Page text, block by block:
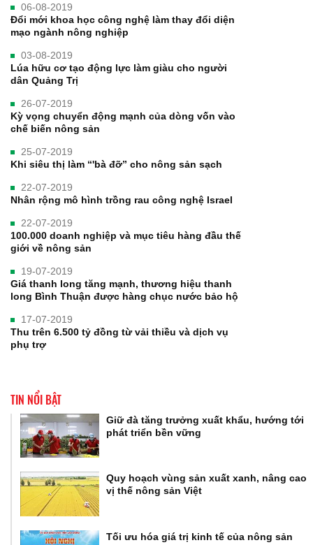
06-08-2019
Đổi mới khoa học công nghệ làm thay đổi diện
mạo ngành nông nghiệp
03-08-2019
Lúa hữu cơ tạo động lực làm giàu cho người
dân Quảng Trị
26-07-2019
Kỳ vọng chuyển động mạnh của dòng vốn vào
chế biến nông sản
25-07-2019
Khi siêu thị làm “'bà đỡ” cho nông sản sạch
22-07-2019
Nhân rộng mô hình trồng rau công nghệ Israel
22-07-2019
100.000 doanh nghiệp và mục tiêu hàng đầu thế
giới về nông sản
19-07-2019
Giá thanh long tăng mạnh, thương hiệu thanh
long Bình Thuận được hàng chục nước bảo hộ
17-07-2019
Thu trên 6.500 tỷ đồng từ vải thiều và dịch vụ
phụ trợ
TIN NỔI BẬT
Giữ đà tăng trưởng xuất khẩu, hướng tới
phát triển bền vững
Quy hoạch vùng sản xuất xanh, nâng cao
vị thế nông sản Việt
Tối ưu hóa giá trị kinh tế của nông sản